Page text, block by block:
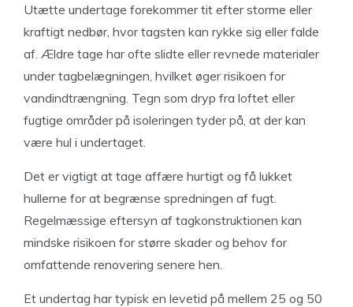
Utætte undertage forekommer tit efter storme eller
kraftigt nedbør, hvor tagsten kan rykke sig eller falde
af. Ældre tage har ofte slidte eller revnede materialer
under tagbelægningen, hvilket øger risikoen for
vandindtrængning. Tegn som dryp fra loftet eller
fugtige områder på isoleringen tyder på, at der kan
være hul i undertaget.
Det er vigtigt at tage affære hurtigt og få lukket
hullerne for at begrænse spredningen af fugt.
Regelmæssige eftersyn af tagkonstruktionen kan
mindske risikoen for større skader og behov for
omfattende renovering senere hen.
Et undertag har typisk en levetid på mellem 25 og 50